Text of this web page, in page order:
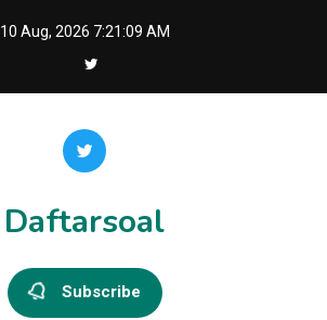
10 Aug, 2026 7:21:09 AM
Daftarsoal
Subscribe